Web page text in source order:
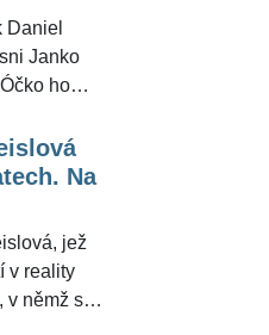
životní
který
Daniel
Janko
ho
by
příliš
že umění
Na
jež
v reality
v němž si